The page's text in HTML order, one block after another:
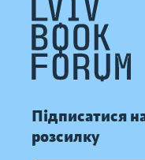
Підписатися
розсилку